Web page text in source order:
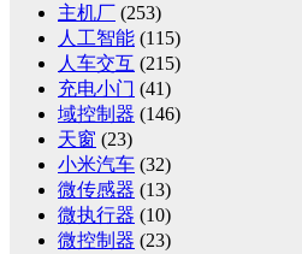
主机厂 (253)
人工智能 (115)
人车交互 (215)
充电小门 (41)
域控制器 (146)
天窗 (23)
小米汽车 (32)
微传感器 (13)
微执行器 (10)
微控制器 (23)